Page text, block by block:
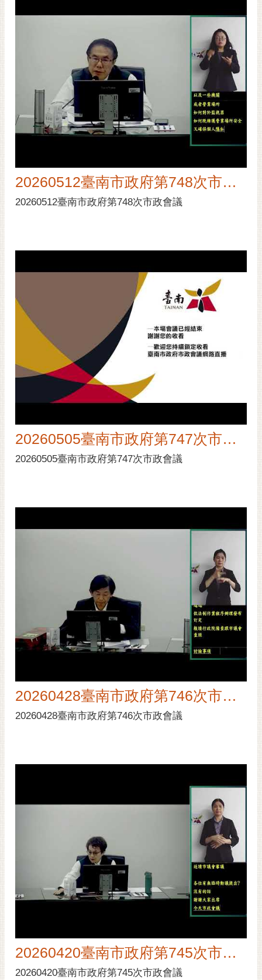
20260512臺南市政府第748次市政會議
20260512臺南市政府第748次市政會議
20260505臺南市政府第747次市政會議
20260505臺南市政府第747次市政會議
20260428臺南市政府第746次市政會議
20260428臺南市政府第746次市政會議
20260420臺南市政府第745次市政會議
20260420臺南市政府第745次市政會議